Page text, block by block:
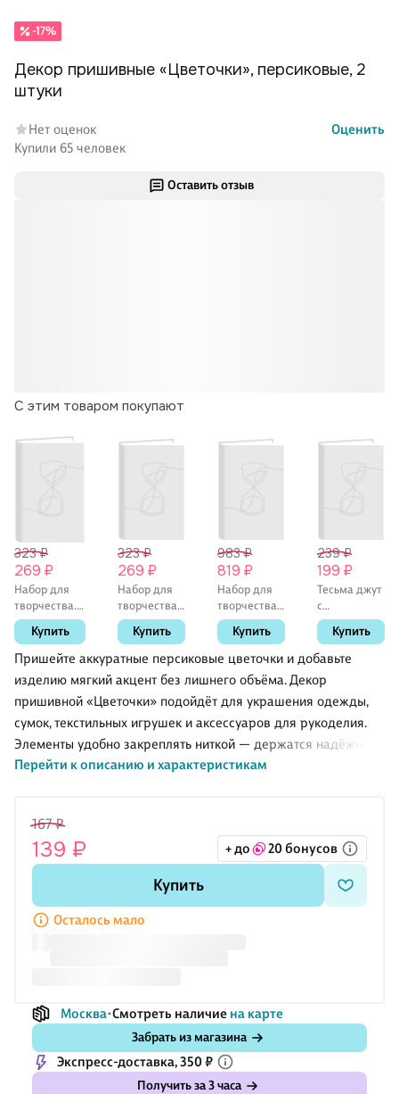
Оставить отзыв
Пришейте аккуратные персиковые цветочки и добавьте
изделию мягкий акцент без лишнего объёма. Декор
пришивной «Цветочки» подойдёт для украшения одежды,
сумок, текстильных игрушек и аксессуаров для рукоделия.
Элементы удобно закреплять ниткой — держатся надёжно и
смотрятся аккуратно в готовой работе. В наборе 2 штуки,
Перейти к описанию и характеристикам
С этим товаром покупают
323 ₽
269 ₽
Набор для
творчества.
Цветы "Paper
Flower", 3
больших + 10
маленьких,
молочные и
белые
Купить
323 ₽
269 ₽
Набор для
творчества.
Цветы
"Paper
Flower", 3
больших + 10
маленьких,
розовые и
молочные
Купить
983 ₽
819 ₽
Набор для
творчества
Рыжий Кот.
Алмазная
мозаика
«Британский
котик на
окне», 20 х
20 см, 25
цветов, с
полным
Купить
239 ₽
199 ₽
Тесьма джут
с
листочками,
2 метра,
моток с
(белый)
Купить
-17%
Декор пришивные «Цветочки», персиковые, 2
штуки
Нет оценок
Оценить
Купили 65 человек
167 ₽
139 ₽ + до 20 бонусов
Купить
Осталось мало
Москва Смотреть наличие на карте
Забрать из магазина
Экспресс-доставка, 350 ₽
Получить за 3 часа